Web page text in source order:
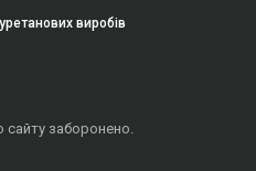
виробів
сайту заборонено.